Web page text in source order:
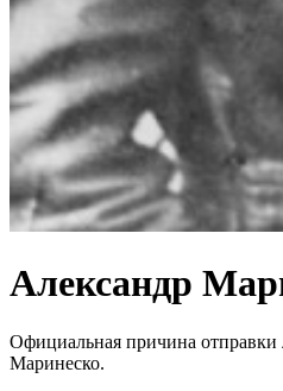
Александр
Официальная причина
Маринеско.